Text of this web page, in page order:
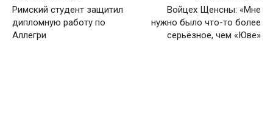
Римский студент защитил
дипломную работу по
Аллегри
Войцех Щенсны: «Мне
нужно было что-то более
серьёзное, чем «Юве»